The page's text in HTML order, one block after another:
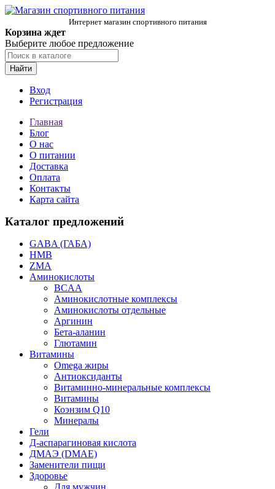
Интернет магазин спортивного питания
Корзина ждет
Выберите любое предложение
Найти
Вход
Регистрация
Главная
Блог
О нас
О питании
Доставка
Оплата
Контакты
Карта сайта
Каталог предложений
GABA (ГАБА)
HMB
ZMA
Аминокислоты
BCAA
Аминокислотные комплексы
Аминокислоты отдельные
Аргинин
Бета-аланин
Глютамин
Витамины
Omega жиры
Антиоксиданты
Витаминно-минеральные комплексы
Витамины
Коэнзим Q10
Минералы
Гели
Д-аспарагиновая кислота
ДМАЭ (DMAE)
Заменители пищи
Здоровье
Для мужчин